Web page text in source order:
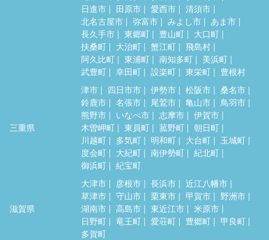
日進市
田原市 愛西市
清須市
北名古屋市
弥富市 みよし市
あま市
長久手市
東郷町 豊山町
大口町
扶桑町
大治町 蟹江町
飛島村
阿久比町
東浦町 南知多町
美浜町
武豊町
幸田町 設楽町 東栄町 豊根村
三重県
津市 四日市市 伊勢市 松阪市
桑名市
鈴鹿市
名張市 尾鷲市 亀山市
鳥羽市
熊野市
いなべ市 志摩市
伊賀市
木曽岬町
東員町 菰野町
朝日町
川越町
多気町 明和町 大台町
玉城町
度会町
大紀町 南伊勢町
紀北町
御浜町
紀宝町
滋賀県
大津市 彦根市 長浜市
近江八幡市
草津市
守山市 栗東市 甲賀市
野洲市
湖南市
高島市 東近江市
米原市
日野町
竜王町 愛荘町 豊郷町
甲良町
多賀町